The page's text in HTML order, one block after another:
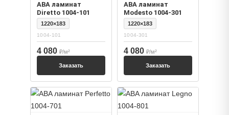
ABA ламинат
Diretto 1004-101
1220×183
1004-101
4 080 ₽/м²
Заказать
ABA ламинат
Modesto 1004-301
1220×183
1004-301
4 080 ₽/м²
Заказать